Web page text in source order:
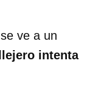
ve a un
intenta